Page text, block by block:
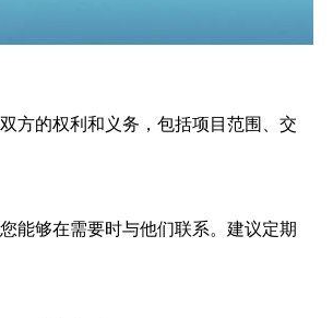
方的权利和义务，包括项目范围、交
能够在需要时与他们联系。建议定期